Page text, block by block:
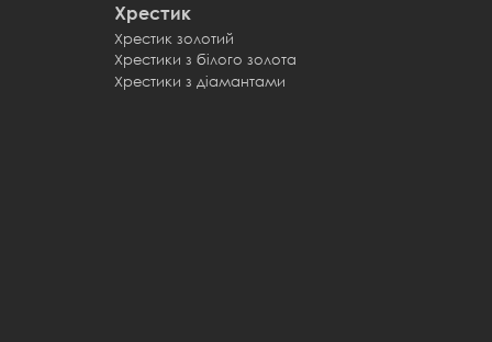
Хрестик
Хрестик золотий
Хрестики з білого золота
Хрестики з діамантами